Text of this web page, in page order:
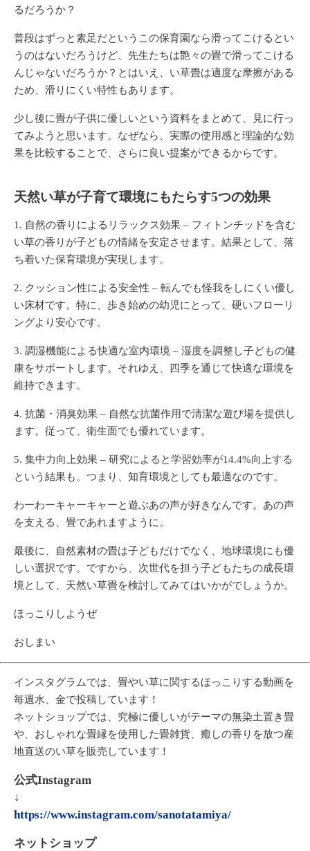
るだろうか？
普段はずっと素足だというこの保育園なら滑ってこけるとい
うのはないだろうけど、先生たちは艶々の畳で滑ってこける
んじゃないだろうか？とはいえ、い草畳は適度な摩擦がある
ため、滑りにくい特性もあります。
少し後に畳が子供に優しいという資料をまとめて、見に行っ
てみようと思います。なぜなら、実際の使用感と理論的な効
果を比較することで、さらに良い提案ができるからです。
天然い草が子育て環境にもたらす5つの効果
自然の香りによるリラックス効果 – フィトンチッドを含む
い草の香りが子どもの情緒を安定させます。結果として、落
ち着いた保育環境が実現します。
クッション性による安全性 – 転んでも怪我をしにくい優し
い床材です。特に、歩き始めの幼児にとって、硬いフローリ
ングより安心です。
調湿機能による快適な室内環境 – 湿度を調整し子どもの健
康をサポートします。それゆえ、四季を通じて快適な環境を
維持できます。
抗菌・消臭効果 – 自然な抗菌作用で清潔な遊び場を提供し
ます。従って、衛生面でも優れています。
集中力向上効果 – 研究によると学習効率が14.4%向上する
という結果も。つまり、知育環境としても最適なのです。
わーわーキャーキャーと遊ぶあの声が好きなんです。あの声
を支える、畳であれますように。
最後に、自然素材の畳は子どもだけでなく、地球環境にも優
しい選択です。ですから、次世代を担う子どもたちの成長環
境として、天然い草畳を検討してみてはいかがでしょうか。
ほっこりしようぜ
おしまい
インスタグラムでは、畳やい草に関するほっこりする動画を
毎週水、金で投稿しています！
ネットショップでは、究極に優しいがテーマの無染土置き畳
や、おしゃれな畳縁を使用した畳雑貨、癒しの香りを放つ産
地直送のい草を販売しています！
公式Instagram
↓
https://www.instagram.com/sanotatamiya/
ネットショップ